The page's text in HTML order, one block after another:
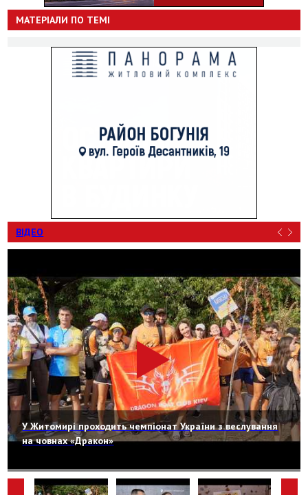
МАТЕРІАЛИ ПО ТЕМІ
ВІДЕО
У Житомирі проходить чемпіонат України з веслування
на човнах «Дракон»